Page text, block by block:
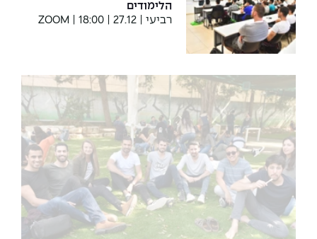
הלימודים
רביעי | 27.12 | 18:00 | ZOOM